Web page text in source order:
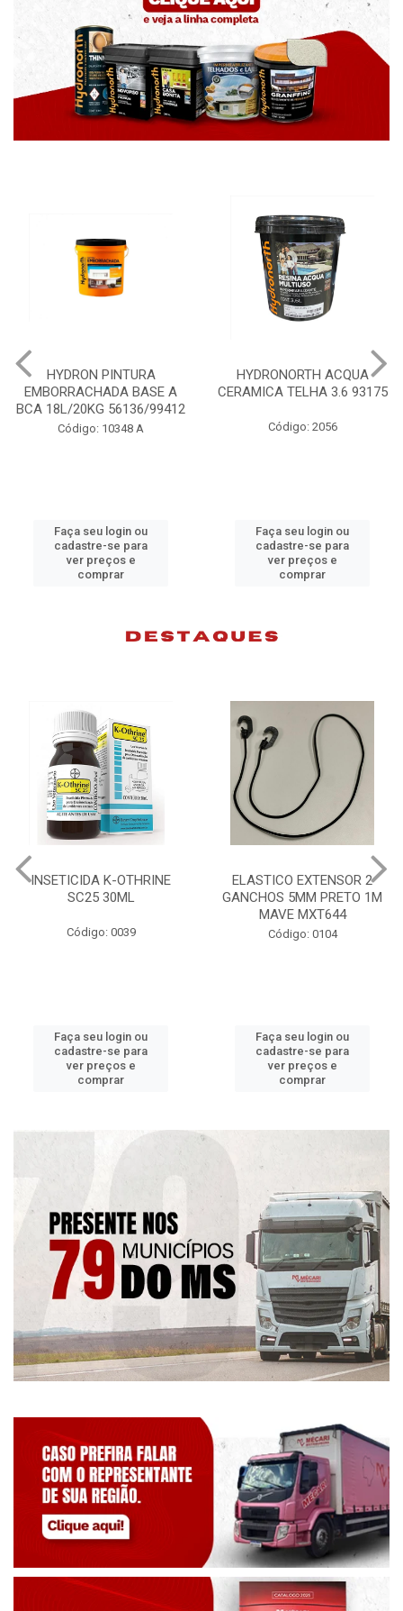
HYDRON PINTURA
EMBORRACHADA BASE A
BCA 18L/20KG 56136/99412
Código: 10348 A
Faça seu login ou
cadastre-se para
ver preços e
comprar
HYDRONORTH ACQUA
CERAMICA TELHA 3.6 93175
Código: 2056
Faça seu login ou
cadastre-se para
ver preços e
comprar
INSETICIDA K-OTHRINE
SC25 30ML
Código: 0039
Faça seu login ou
cadastre-se para
ver preços e
comprar
ELASTICO EXTENSOR 2
GANCHOS 5MM PRETO 1M
MAVE MXT644
Código: 0104
Faça seu login ou
cadastre-se para
ver preços e
comprar